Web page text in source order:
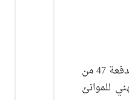
احتفل معهد تدريب الموانئ يوم الخميس الموافق 22 من يناير 2026 بتكريم 364 طالباً من الدفعة 47 من
للموانئ